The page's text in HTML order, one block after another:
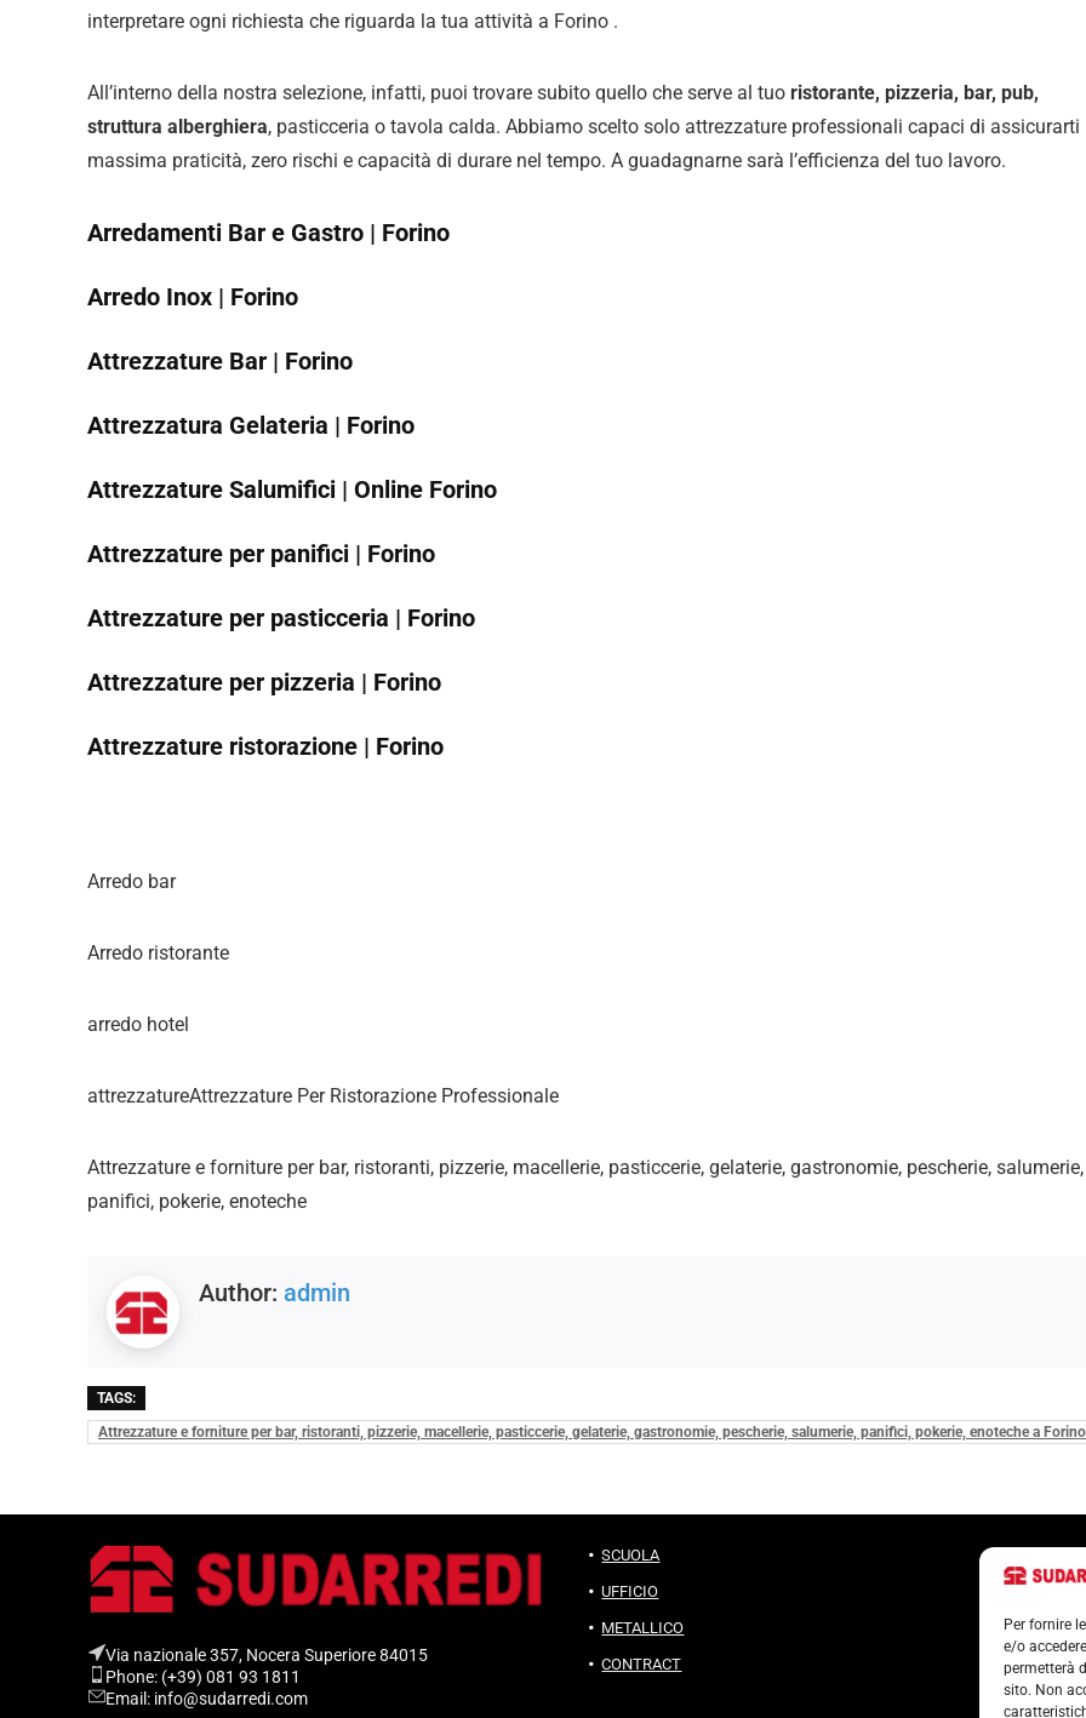
Per fornire
e/o
permetterà
sito. Non
interpretare ogni richiesta che riguarda la tua attività a Forino .
All’interno della nostra selezione, infatti, puoi trovare subito quello che serve al tuo ristorante, pizzeria, bar, pub,
struttura alberghiera, pasticceria o tavola calda. Abbiamo scelto solo attrezzature professionali capaci di assicurarti
massima praticità, zero rischi e capacità di durare nel tempo. A guadagnarne sarà l’efficienza del tuo lavoro.
Arredamenti Bar e Gastro | Forino
Arredo Inox | Forino
Attrezzature Bar | Forino
Attrezzatura Gelateria | Forino
Attrezzature Salumifici | Online Forino
Attrezzature per panifici | Forino
Attrezzature per pasticceria | Forino
Attrezzature per pizzeria | Forino
Attrezzature ristorazione | Forino
Arredo bar
Arredo ristorante
arredo hotel
attrezzatureAttrezzature Per Ristorazione Professionale
Attrezzature e forniture per bar, ristoranti, pizzerie, macellerie, pasticcerie, gelaterie, gastronomie, pescherie, salumerie,
panifici, pokerie, enoteche
Author: admin
TAGS:
Attrezzature e forniture per bar, ristoranti, pizzerie, macellerie, pasticcerie, gelaterie, gastronomie, pescherie, salumerie, panifici, pokerie, enoteche a Forino
Via nazionale 357, Nocera Superiore 84015​
Phone: (+39) 081 93 1811
Email: info@sudarredi.com
SCUOLA
UFFICIO
METALLICO
CONTRACT